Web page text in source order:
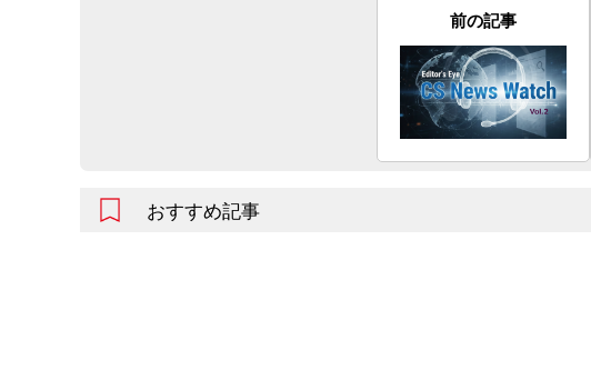
前の記事
おすすめ記事